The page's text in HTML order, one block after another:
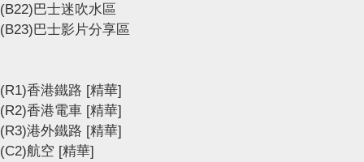
(B22)巴士迷吹水區
(B23)巴士影片分享區
(R1)香港鐵路 [精華]
(R2)香港電車 [精華]
(R3)港外鐵路 [精華]
(C2)航空 [精華]